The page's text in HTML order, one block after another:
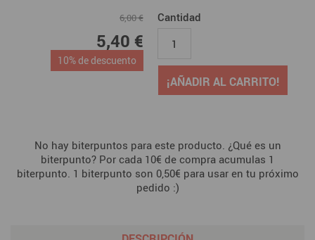
6,00 €
5,40 €
10% de descuento
Cantidad
¡AÑADIR AL CARRITO!
No hay biterpuntos para este producto. ¿Qué es un
biterpunto? Por cada 10€ de compra acumulas 1
biterpunto. 1 biterpunto son 0,50€ para usar en tu próximo
pedido :)